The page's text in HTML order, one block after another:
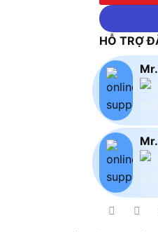
HỖ TRỢ